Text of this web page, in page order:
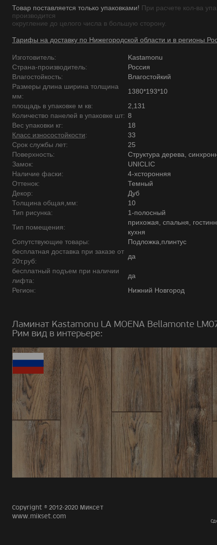
Товар поставляется только упаковками! При расчете кол-ва
производится
округление до целого числа в большую сторону.
Тарифы на доставку по Нижегородской области и в регионы
Изготовитель:
Kastamonu
Страна-производитель:
Россия
Влагостойкость:
Влагостойкий
Размеры длина ширина толщина
мм:
1380*193*10
площадь в упаковке м кв:
2,131
Количество панелей в упаковке шт: 8
Вес упаковки кг:
18
Класс износостойкости:
33
Срок службы лет:
25
Поверхность:
Структура дерева,
Замок:
UNICLIC
Наличие фаски:
4-хсторонняя
Оттенок:
Темный
Декор:
Дуб
Толщина общая,мм:
10
Тип рисунка:
1-полосный
Тип помещения:
прихожая, спальня,
кухня
Сопутствующие товары:
Подложка,плинтус
бесплатная доставка при заказе от
20т.руб:
да
бесплатный подъем при наличии
лифта:
да
Регион:
Нижний Новгород
Ламинат Kastamonu LA MOENA Bellamonte
Рим вид в интерьере:
Copyright © 2012-2020 Миксет
www.mikset.com